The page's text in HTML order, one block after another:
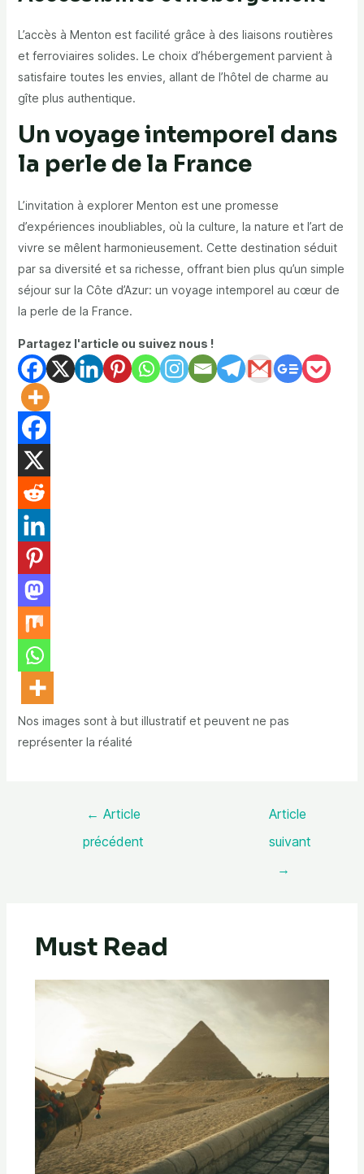
L’accès à Menton est facilité grâce à des liaisons routières
et ferroviaires solides. Le choix d’hébergement parvient à
satisfaire toutes les envies, allant de l’hôtel de charme au
gîte plus authentique.
Un voyage intemporel dans
la perle de la France
L’invitation à explorer Menton est une promesse
d’expériences inoubliables, où la culture, la nature et l’art de
vivre se mêlent harmonieusement. Cette destination séduit
par sa diversité et sa richesse, offrant bien plus qu’un simple
séjour sur la Côte d’Azur: un voyage intemporel au cœur de
la perle de la France.
Partagez l'article ou suivez nous !
Nos images sont à but illustratif et peuvent ne pas
représenter la réalité
← Article
précédent
Article
suivant
→
Must Read